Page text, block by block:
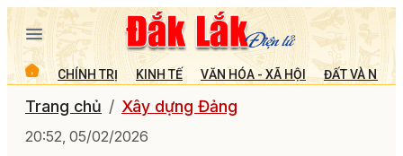
CHÍNH TRỊ KINH TẾ VĂN HÓA - XÃ HỘI ĐẤT VÀ
Trang chủ Xây dựng Đảng
20:52, 05/02/2026